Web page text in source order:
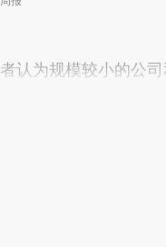
者认为规模较小的公